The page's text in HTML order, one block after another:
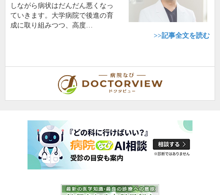
しながら病状はだんだん悪くなっ
ていきます。大学病院で後進の育
成に取り組みつつ、高度…
>>記事全文を読む